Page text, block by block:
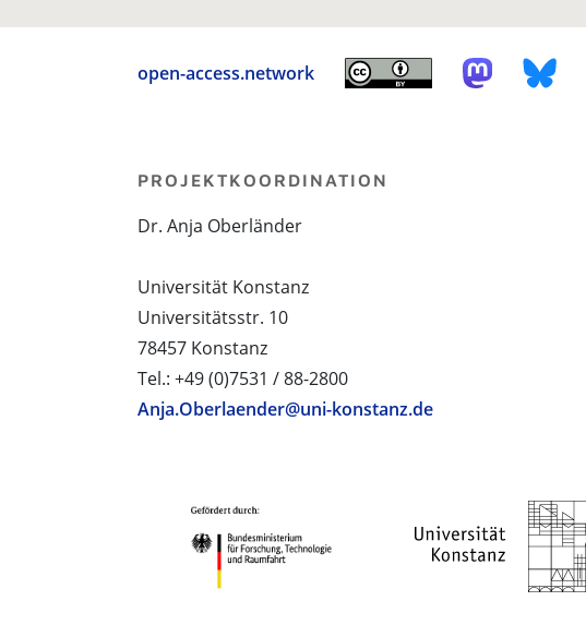
open-access.network
PROJEKTKOORDINATION
Dr. Anja Oberländer
Universität Konstanz
Universitätsstr. 10
78457 Konstanz
Tel.: +49 (0)7531 / 88-2800
Anja.Oberlaender@uni-konstanz.de